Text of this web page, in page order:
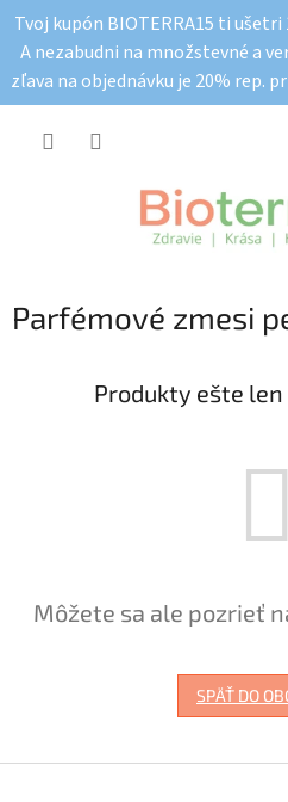
obsah
Tvoj kupón BIOTERRA15 ti
A nezabudni na množstevné a
zľava na objednávku je 20% rep.
Parfémové zmesi
Produkty ešte
Môžete sa ale pozrieť
SPÄŤ DO